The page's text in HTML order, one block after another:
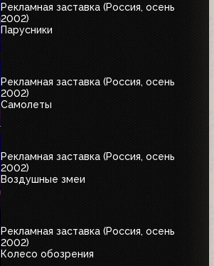
Рекламная заставка (Россия, осень
2002)
Парусники
Рекламная заставка (Россия, осень
2002)
Самолеты
Рекламная заставка (Россия, осень
2002)
Воздушные змеи
Рекламная заставка (Россия, осень
2002)
Колесо обозрения